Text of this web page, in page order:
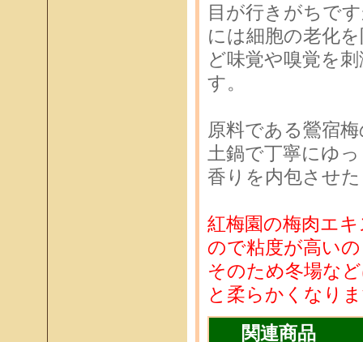
目が行きがちで
には細胞の老化
ど味覚や嗅覚を
す。
原料である鶯宿
土鍋で丁寧にゆ
香りを内包させ
紅梅園の梅肉エ
ので粘度が高い
そのため冬場な
と柔らかくなり
関連商品